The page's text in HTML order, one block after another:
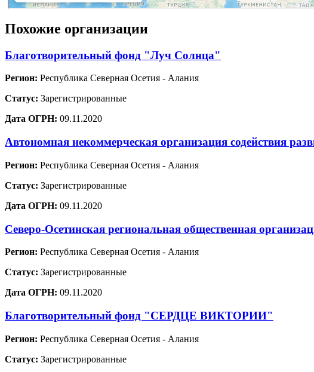
Похожие организации
Благотворительный фонд "Луч Солнца"
Регион: Республика Северная Осетия - Алания
Статус: Зарегистрированные
Дата ОГРН: 09.11.2020
Автономная некоммерческая организация содействия
Регион: Республика Северная Осетия - Алания
Статус: Зарегистрированные
Дата ОГРН: 09.11.2020
Северо-Осетинская региональная общественная
Регион: Республика Северная Осетия - Алания
Статус: Зарегистрированные
Дата ОГРН: 09.11.2020
Благотворительный фонд "СЕРДЦЕ ВИКТОРИИ"
Регион: Республика Северная Осетия - Алания
Статус: Зарегистрированные